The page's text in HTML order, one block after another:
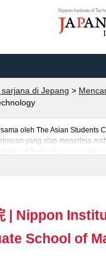
Nippon Institute of
di Jepang >
oleh The Asian
yang siap menerima
of Technology
| Nippon
School of